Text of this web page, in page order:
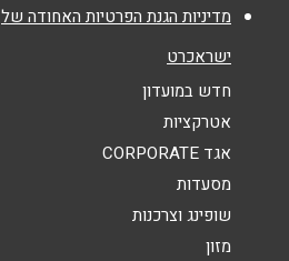
נושא*
אנא חזרו אלי בקשר ל...
הודעה*
מדיניות הגנת הפרטיות האחודה של
ישראכרט
חדש במועדון
אטרקציות
אגד CORPORATE
מסעדות
שופינג וצרכנות
מזון